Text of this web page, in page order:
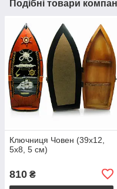
Подібні товари
Ключниця Човен (39х12,
5х8, 5 см)
810 ₴